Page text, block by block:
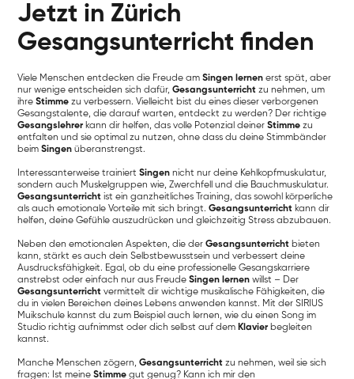
Jetzt in Zürich
Gesangsunterricht finden
Viele Menschen entdecken die Freude amSingen lernen erst spät, aber
nur wenige entscheiden sich dafür,Gesangsunterricht zu nehmen, um
ihreStimme zu verbessern. Vielleicht bist du eines dieser verborgenen
Gesangstalente, die darauf warten, entdeckt zu werden? Der richtige
Gesangslehrer kann dir helfen, das volle Potenzial deinerStimme zu
entfalten und sie optimal zu nutzen, ohne dass du deine Stimmbänder
beimSingen überanstrengst.
Interessanterweise trainiertSingen nicht nur deine Kehlkopfmuskulatur,
sondern auch Muskelgruppen wie, Zwerchfell und die Bauchmuskulatur.
Gesangsunterricht ist ein ganzheitliches Training, das sowohl körperliche
als auch emotionale Vorteile mit sich bringt.Gesangsunterricht kann dir
helfen, deine Gefühle auszudrücken und gleichzeitig Stress abzubauen.
Neben den emotionalen Aspekten, die derGesangsunterricht bieten
kann, stärkt es auch dein Selbstbewusstsein und verbessert deine
Ausdrucksfähigkeit. Egal, ob du eine professionelle Gesangskarriere
anstrebst oder einfach nur aus FreudeSingen lernen willst – Der
Gesangsunterricht vermittelt dir wichtige musikalische Fähigkeiten, die
du in vielen Bereichen deines Lebens anwenden kannst. Mit der SIRIUS
Muikschule kannst du zum Beispiel auch lernen, wie du einen Song im
Studio richtig aufnimmst oder dich selbst auf dem Klavier begleiten
kannst.
Manche Menschen zögern,Gesangsunterricht zu nehmen, weil sie sich
fragen: Ist meineStimme gut genug? Kann ich mir den